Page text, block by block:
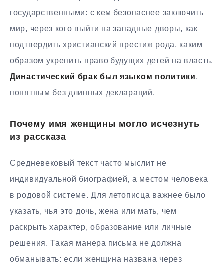
государственными: с кем безопаснее заключить
мир, через кого выйти на западные дворы, как
подтвердить христианский престиж рода, каким
образом укрепить право будущих детей на власть.
Династический брак был языком политики,
понятным без длинных деклараций.
Почему имя женщины могло исчезнуть
из рассказа
Средневековый текст часто мыслит не
индивидуальной биографией, а местом человека
в родовой системе. Для летописца важнее было
указать, чья это дочь, жена или мать, чем
раскрыть характер, образование или личные
решения. Такая манера письма не должна
обманывать: если женщина названа через